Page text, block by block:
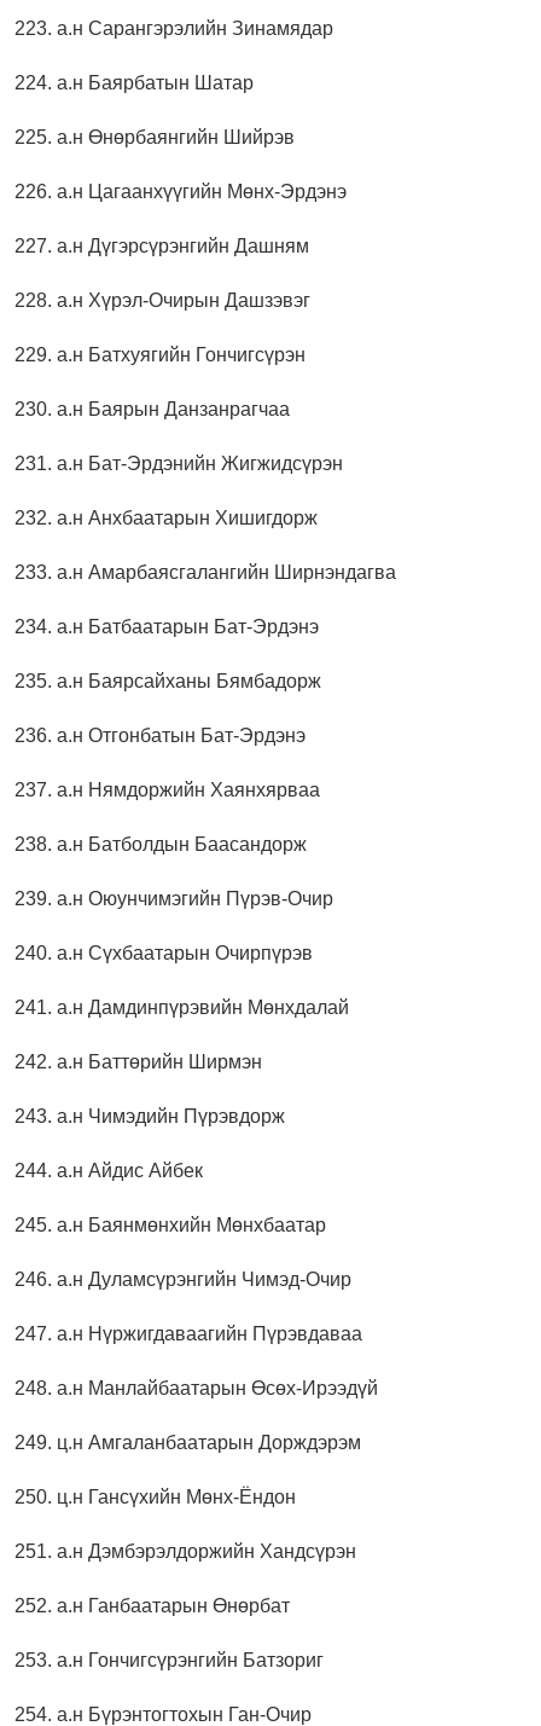
223. а.н Сарангэрэлийн Зинамядар
224. а.н Баярбатын Шатар
225. а.н Өнөрбаянгийн Шийрэв
226. а.н Цагаанхүүгийн Мөнх-Эрдэнэ
227. а.н Дүгэрсүрэнгийн Дашням
228. а.н Хүрэл-Очирын Дашзэвэг
229. а.н Батхуягийн Гончигсүрэн
230. а.н Баярын Данзанрагчаа
231. а.н Бат-Эрдэнийн Жигжидсүрэн
232. а.н Анхбаатарын Хишигдорж
233. а.н Амарбаясгалангийн Ширнэндагва
234. а.н Батбаатарын Бат-Эрдэнэ
235. а.н Баярсайханы Бямбадорж
236. а.н Отгонбатын Бат-Эрдэнэ
237. а.н Нямдоржийн Хаянхярваа
238. а.н Батболдын Баасандорж
239. а.н Оюунчимэгийн Пүрэв-Очир
240. а.н Сүхбаатарын Очирпүрэв
241. а.н Дамдинпүрэвийн Мөнхдалай
242. а.н Баттөрийн Ширмэн
243. а.н Чимэдийн Пүрэвдорж
244. а.н Айдис Айбек
245. а.н Баянмөнхийн Мөнхбаатар
246. а.н Дуламсүрэнгийн Чимэд-Очир
247. а.н Нүржигдаваагийн Пүрэвдаваа
248. а.н Манлайбаатарын Өсөх-Ирээдүй
249. ц.н Амгаланбаатарын Дорждэрэм
250. ц.н Гансүхийн Мөнх-Ёндон
251. а.н Дэмбэрэлдоржийн Хандсүрэн
252. а.н Ганбаатарын Өнөрбат
253. а.н Гончигсүрэнгийн Батзориг
254. а.н Бүрэнтогтохын Ган-Очир